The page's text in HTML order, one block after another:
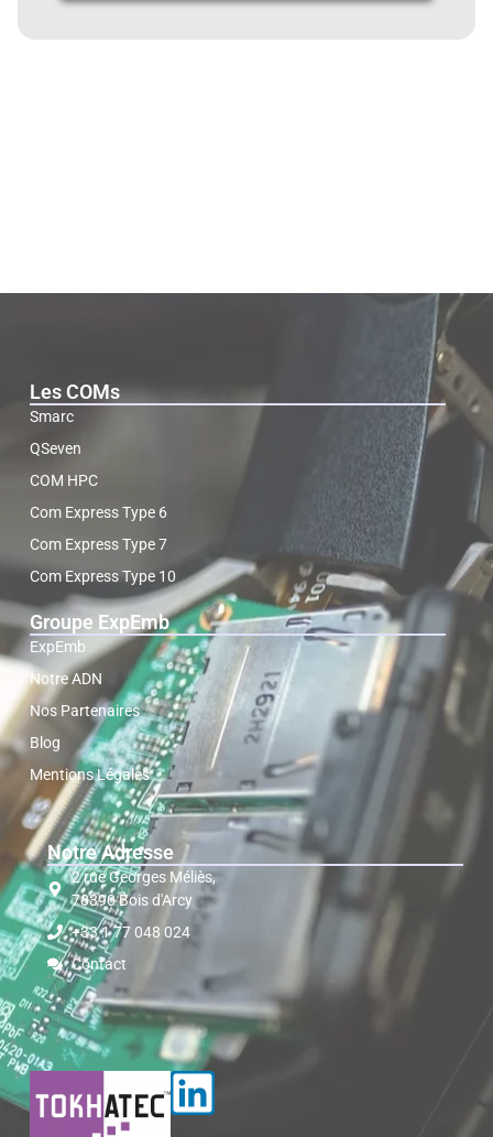
Les COMs
Smarc
QSeven
COM HPC
Com Express Type 6
Com Express Type 7
Com Express Type 10
Groupe ExpEmb
ExpEmb
Notre ADN
Nos Partenaires
Blog
Mentions Légales
Notre Adresse
2 rue Georges Méliès,
78390 Bois d'Arcy
+33 1 77 048 024
Contact